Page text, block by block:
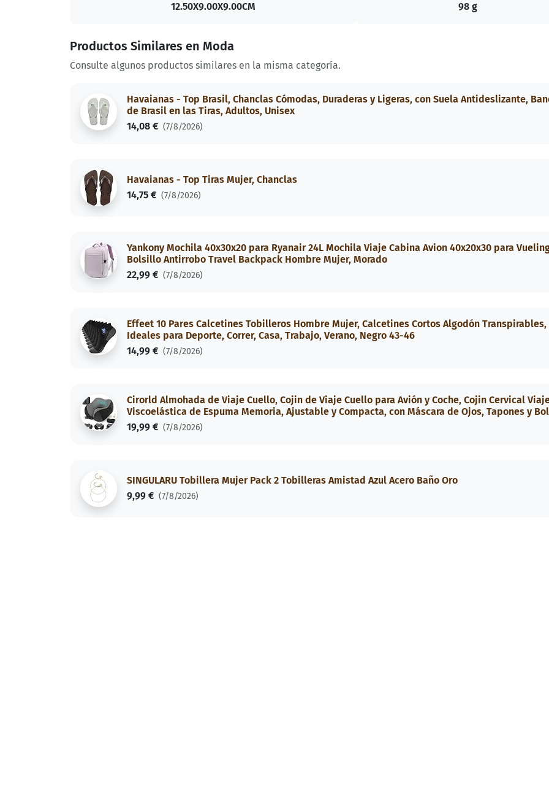
12.50X9.00X9.00CM
98 g
Productos Similares en Moda
Consulte algunos productos similares en la misma categoría.
Havaianas - Top Brasil, Chanclas Cómodas, Duraderas y Ligeras, con Suela Antideslizante,
de Brasil en las Tiras, Adultos, Unisex
14,08 € (7/8/2026)
Havaianas - Top Tiras Mujer, Chanclas
14,75 € (7/8/2026)
Yankony Mochila 40x30x20 para Ryanair 24L Mochila Viaje Cabina Avion 40x20x30 para
Bolsillo Antirrobo Travel Backpack Hombre Mujer, Morado
22,99 € (7/8/2026)
Effeet 10 Pares Calcetines Tobilleros Hombre Mujer, Calcetines Cortos Algodón Transpirables,
Ideales para Deporte, Correr, Casa, Trabajo, Verano, Negro 43-46
14,99 € (7/8/2026)
Cirorld Almohada de Viaje Cuello, Cojin de Viaje Cuello para Avión y Coche, Cojin Cervical
Viscoelástica de Espuma Memoria, Ajustable y Compacta, con Máscara de Ojos, Tapones y
19,99 € (7/8/2026)
SINGULARU Tobillera Mujer Pack 2 Tobilleras Amistad Azul Acero Baño Oro
9,99 € (7/8/2026)